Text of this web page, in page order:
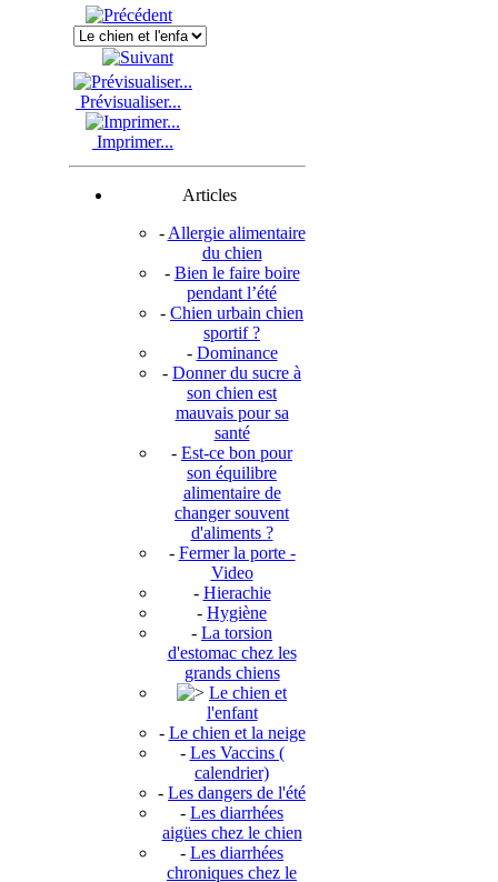
Prévisualiser...
Imprimer...
Articles
- Allergie alimentaire
du chien
- Bien le faire boire
pendant l’été
- Chien urbain chien
sportif ?
- Dominance
- Donner du sucre à
son chien est
mauvais pour sa
santé
- Est-ce bon pour
son équilibre
alimentaire de
changer souvent
d'aliments ?
- Fermer la porte -
Video
- Hierachie
- Hygiène
- La torsion
d'estomac chez les
grands chiens
Le chien et
l'enfant
- Le chien et la neige
- Les Vaccins (
calendrier)
- Les dangers de l'été
- Les diarrhées
aigües chez le chien
- Les diarrhées
chroniques chez le